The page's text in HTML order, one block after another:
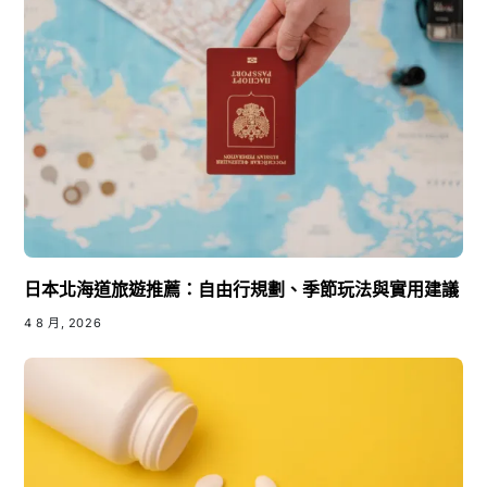
日本北海道旅遊推薦：自由行規劃、季節玩法與實用建議
4 8 月, 2026